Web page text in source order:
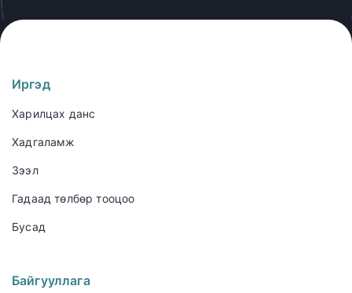
Иргэд
Харилцах данс
Хадгаламж
Зээл
Гадаад төлбөр тооцоо
Бусад
Байгууллага